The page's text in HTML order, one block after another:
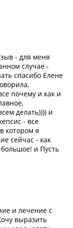
- для меня
случае -
спасибо Елене
почему и как и
делать)))) и
- все
котором я
сейчас - как
и Пусть
и лечение с
выразить